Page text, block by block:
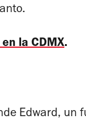
la CDMX.
Edward, un